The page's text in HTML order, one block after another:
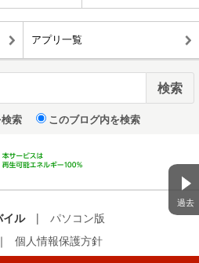
過去
アプリ一覧
索 このブログ内を検索
イル |
パソコン版
｜ 個人情報保護方針